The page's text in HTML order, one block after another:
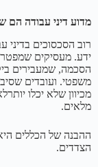
מדוע דיני עבודה הם
רוב הסכסוכים בדיני
ידע. מעסיקים
הסכמה, שמעבירים
משפטי. ועובדים
מכיוון שלא יכלו
מלאים.
ההבנה של הכללים
הצדדים.